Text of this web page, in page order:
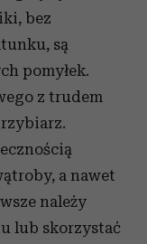
bez
są
pomyłek.
z trudem
a nawet
należy
lub skorzystać